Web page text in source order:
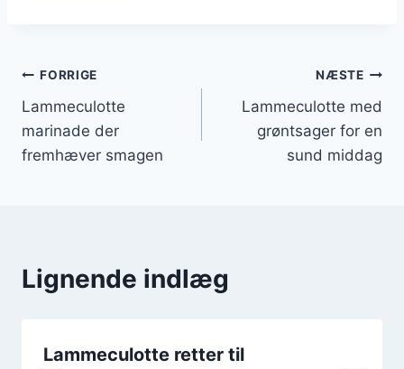
Indlægsnavigation
FORRIGE
Lammeculotte
marinade der
fremhæver smagen
NÆSTE
Lammeculotte med
grøntsager for en
sund middag
Lignende indlæg
Lammeculotte retter til